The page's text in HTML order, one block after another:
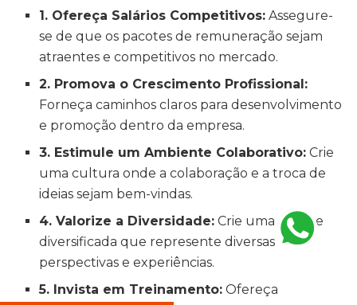
1. Ofereça Salários Competitivos: Assegure-
se de que os pacotes de remuneração sejam
atraentes e competitivos no mercado.
2. Promova o Crescimento Profissional:
Forneça caminhos claros para desenvolvimento
e promoção dentro da empresa.
3. Estimule um Ambiente Colaborativo: Crie
uma cultura onde a colaboração e a troca de
ideias sejam bem-vindas.
4. Valorize a Diversidade: Crie uma equipe
diversificada que represente diversas
perspectivas e experiências.
5. Invista em Treinamento: Ofereça